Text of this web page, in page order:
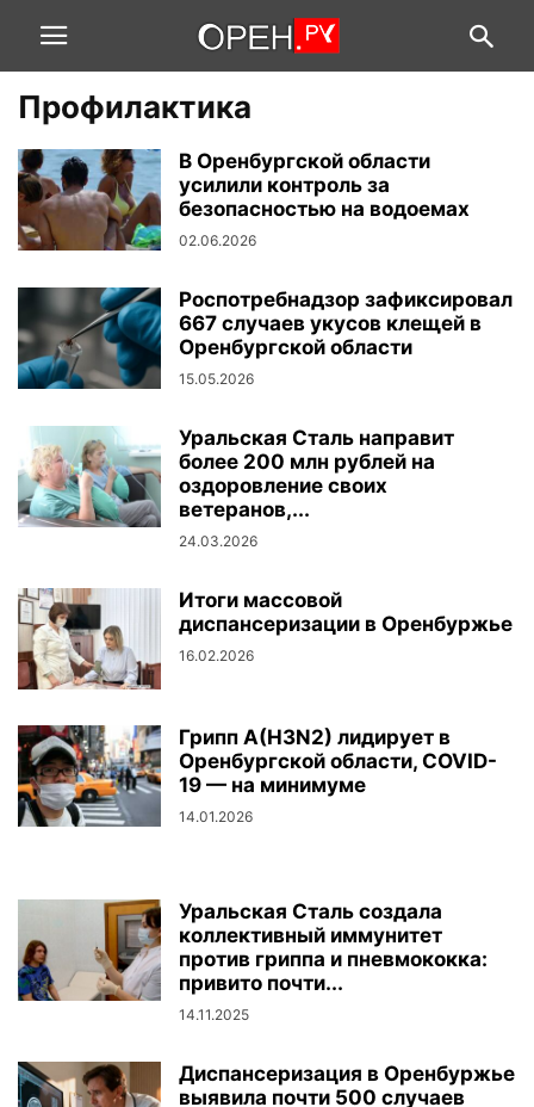
Профилактика
В Оренбургской области
усилили контроль за
безопасностью на водоемах
02.06.2026
Роспотребнадзор зафиксировал
667 случаев укусов клещей в
Оренбургской области
15.05.2026
Уральская Сталь направит
более 200 млн рублей на
оздоровление своих
ветеранов,...
24.03.2026
Итоги массовой
диспансеризации в Оренбуржье
16.02.2026
Грипп A(H3N2) лидирует в
Оренбургской области, COVID-
19 — на минимуме
14.01.2026
Уральская Сталь создала
коллективный иммунитет
против гриппа и пневмококка:
привито почти...
14.11.2025
Диспансеризация в Оренбуржье
выявила почти 500 случаев